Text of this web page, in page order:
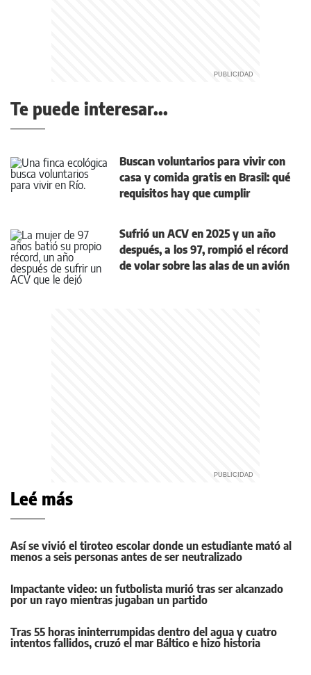
Te puede interesar...
Buscan voluntarios para vivir con
casa y comida gratis en Brasil: qué
requisitos hay que cumplir
Sufrió un ACV en 2025 y un año
después, a los 97, rompió el récord
de volar sobre las alas de un avión
Leé más
Así se vivió el tiroteo escolar donde un estudiante mató al
menos a seis personas antes de ser neutralizado
Impactante video: un futbolista murió tras ser alcanzado
por un rayo mientras jugaban un partido
Tras 55 horas ininterrumpidas dentro del agua y cuatro
intentos fallidos, cruzó el mar Báltico e hizo historia